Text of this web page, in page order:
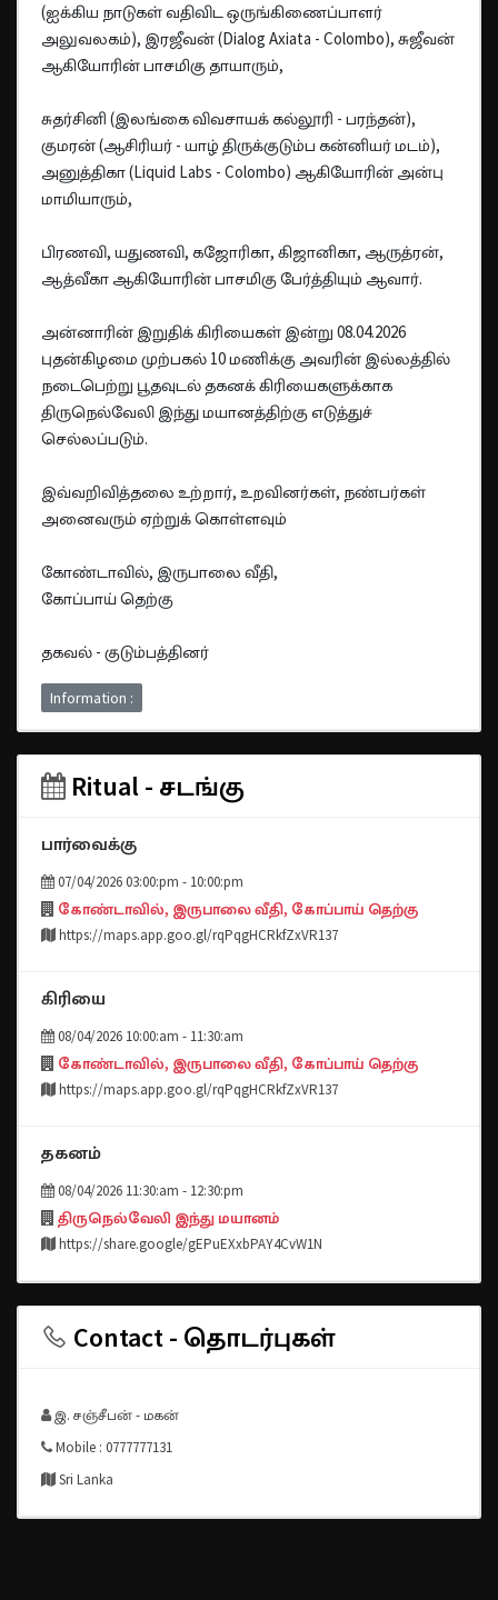
(ஐக்கிய நாடுகள் வதிவிட ஒருங்கிணைப்பாளர்
அலுவலகம்), இரஜீவன் (Dialog Axiata - Colombo), சுஜீவன்
ஆகியோரின் பாசமிகு தாயாரும்,
சுதர்சினி (இலங்கை விவசாயக் கல்லூரி - பரந்தன்),
குமரன் (ஆசிரியர் - யாழ் திருக்குடும்ப கன்னியர் மடம்),
அனுத்திகா (Liquid Labs - Colombo) ஆகியோரின் அன்பு
மாமியாரும்,
பிரணவி, யதுணவி, கஜோரிகா, கிஜானிகா, ஆருத்ரன்,
ஆத்வீகா ஆகியோரின் பாசமிகு பேர்த்தியும் ஆவார்.
அன்னாரின் இறுதிக் கிரியைகள் இன்று 08.04.2026
புதன்கிழமை முற்பகல் 10 மணிக்கு அவரின் இல்லத்தில்
நடைபெற்று பூதவுடல் தகனக் கிரியைகளுக்காக
திருநெல்வேலி இந்து மயானத்திற்கு எடுத்துச்
செல்லப்படும்.
இவ்வறிவித்தலை உற்றார், உறவினர்கள், நண்பர்கள்
அனைவரும் ஏற்றுக் கொள்ளவும்
கோண்டாவில், இருபாலை வீதி,
கோப்பாய் தெற்கு
தகவல் - குடும்பத்தினர்
Information :
Ritual - சடங்கு
பார்வைக்கு
07/04/2026 03:00:pm - 10:00:pm
கோண்டாவில், இருபாலை வீதி, கோப்பாய் தெற்கு
https://maps.app.goo.gl/rqPqgHCRkfZxVR137
கிரியை
08/04/2026 10:00:am - 11:30:am
கோண்டாவில், இருபாலை வீதி, கோப்பாய் தெற்கு
https://maps.app.goo.gl/rqPqgHCRkfZxVR137
தகனம்
08/04/2026 11:30:am - 12:30:pm
திருநெல்வேலி இந்து மயானம்
https://share.google/gEPuEXxbPAY4CvW1N
Contact - தொடர்புகள்
இ. சஞ்சீபன் - மகன்
Mobile : 0777777131
Sri Lanka